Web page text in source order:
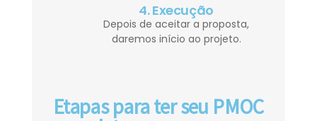
4. Execução
Depois de aceitar a proposta,
daremos início ao projeto.
Etapas para ter seu PMOC